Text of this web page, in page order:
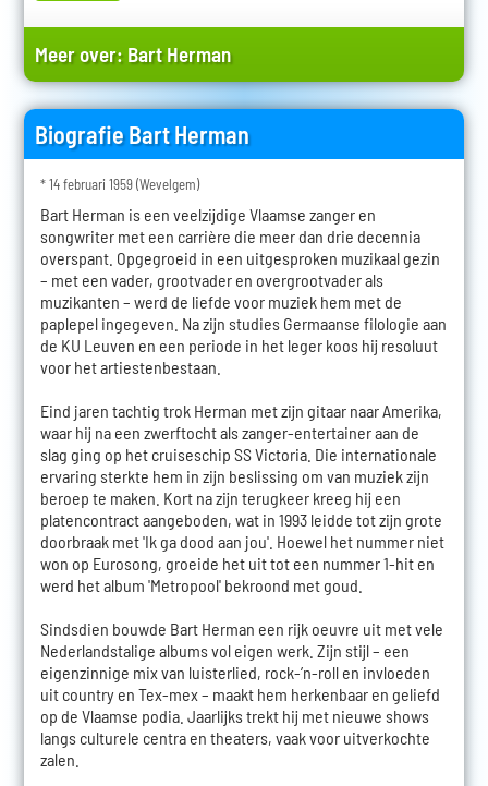
Meer over: Bart Herman
Biografie Bart Herman
* 14 februari 1959 (Wevelgem)
Bart Herman is een veelzijdige Vlaamse zanger en
songwriter met een carrière die meer dan drie decennia
overspant. Opgegroeid in een uitgesproken muzikaal gezin
– met een vader, grootvader en overgrootvader als
muzikanten – werd de liefde voor muziek hem met de
paplepel ingegeven. Na zijn studies Germaanse filologie aan
de KU Leuven en een periode in het leger koos hij resoluut
voor het artiestenbestaan.
Eind jaren tachtig trok Herman met zijn gitaar naar Amerika,
waar hij na een zwerftocht als zanger-entertainer aan de
slag ging op het cruiseschip SS Victoria. Die internationale
ervaring sterkte hem in zijn beslissing om van muziek zijn
beroep te maken. Kort na zijn terugkeer kreeg hij een
platencontract aangeboden, wat in 1993 leidde tot zijn grote
doorbraak met 'Ik ga dood aan jou'. Hoewel het nummer niet
won op Eurosong, groeide het uit tot een nummer 1-hit en
werd het album 'Metropool' bekroond met goud.
Sindsdien bouwde Bart Herman een rijk oeuvre uit met vele
Nederlandstalige albums vol eigen werk. Zijn stijl – een
eigenzinnige mix van luisterlied, rock-’n-roll en invloeden
uit country en Tex-mex – maakt hem herkenbaar en geliefd
op de Vlaamse podia. Jaarlijks trekt hij met nieuwe shows
langs culturele centra en theaters, vaak voor uitverkochte
zalen.